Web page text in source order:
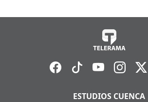
ESTUDIOS CUENCA